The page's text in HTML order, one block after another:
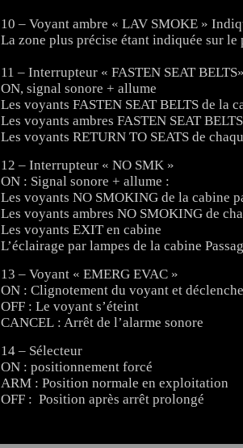
10 – Voyant ambre « LAV SMOKE »
La zone plus précise étant indiquée sur le
11 – Interrupteur « FASTEN SEAT BELTS»
ON, signal sonore + allume
Les voyants FASTEN SEAT BELTS de la
Les voyants ambres FASTEN SEAT
Les voyants RETURN TO SEATS de
12 – Interrupteur « NO SMK »
ON : Signal sonore + allume :
Les voyants NO SMOKING de la cabine
Les voyants ambres NO SMOKING de
Les voyants EXIT en cabine
L’éclairage par lampes de la cabine
13 – Voyant « EMERG EVAC »
ON : Clignotement du voyant et
OFF : Le voyant s’éteint
CANCEL : Arrêt de l’alarme sonore
14 – Sélecteur
ON : positionnement forcé
ARM : Position normale en exploitation
OFF : Position après arrêt prolongé